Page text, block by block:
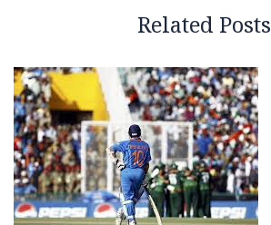
Related Posts